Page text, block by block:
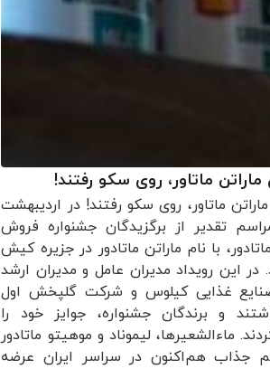
ماراتن ماتاور، روی سکو رفتند!
ماراتن ماتاور، روی سکو رفتند! در اردیبهشت
تقدیر از برگزیدگان جشنواره فروش
با نام ماراتن ماتادور در جزیره کیش
در این رویداد مدیران عامل و مدیران ارشد
غذایی کیلوس و شرکت گلپخش اول
و برندگان جشنواره، جوایز خود را
ماءالشعیرها، لیموناد و موهیتو ماتادور
طعم جذاب هم‌‍‌‌اکنون در سراسر ایران عرضه